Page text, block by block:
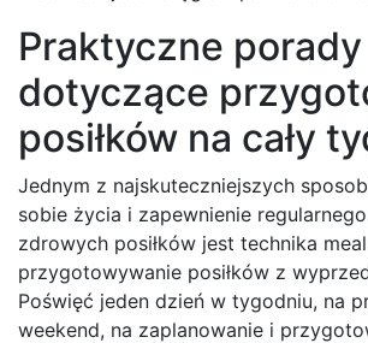
Praktyczne porady
dotyczące
posiłków na cały
Jednym z najskuteczniejszych
sobie życia i zapewnienie
zdrowych posiłków jest technika
przygotowywanie posiłków z
Poświęć jeden dzień w tygodniu, na
weekend, na zaplanowanie i